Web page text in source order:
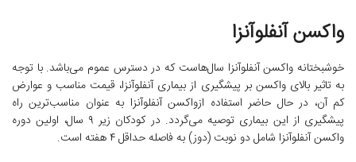
واکسن آنفلوآنزا
خوشبختانه واکسن آنفلوآنزا سال‌هاست که در دسترس عموم می‌باشد. با توجه
به تاثیر بالای واکسن بر پیشگیری از بیماری آنفلوآنزا، قیمت مناسب و عوارض
کم آن، در حال حاضر استفاده ازواکسن آنفلوآنزا به عنوان مناسب‌ترین راه
پیشگیری از این بیماری توصیه می‌گردد. در کودکان زیر ۹ سال، اولین دوره
واکسن آنفلوآنزا شامل دو نوبت (دوز) به فاصله حداقل ۴ هفته است.